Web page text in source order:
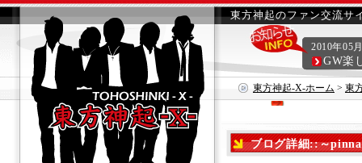
東方神起のファン交流サ
東方神起-X-ホーム > 東
2010年05
GW楽
ブログ詳細::～